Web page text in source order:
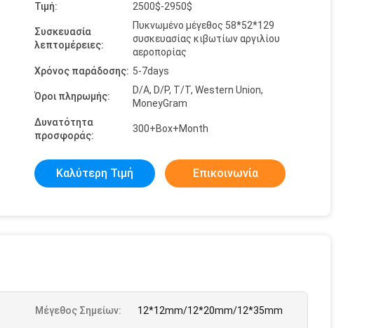
Τιμή: 2500$-2950$
Συσκευασία
λεπτομέρειες:
Πυκνωμένο μέγεθος 58*52*129
συσκευασίας κιβωτίων αργιλίου
αεροπορίας
Χρόνος παράδοσης: 5-7days
Όροι πληρωμής:
D/A, D/P, T/T, Western Union,
MoneyGram
Δυνατότητα
προσφοράς:
300+Box+Month
Καλύτερη Τιμή Επικοινωνία
Μέγεθος Σημείων: 12*12mm/12*20mm/12*35mm